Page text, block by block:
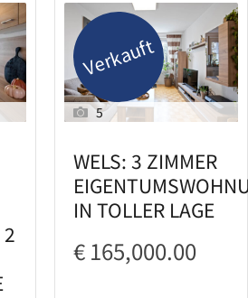
Verkauft
5
WELS: 3 ZIMMER
IN TOLLER LAGE
€ 165,000.00